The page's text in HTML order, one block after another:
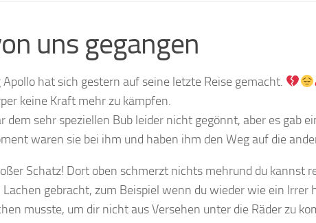
uns gegangen
hat sich gestern auf seine letzte Reise gemacht.
keine Kraft mehr zu kämpfen.
dem sehr speziellen Bub leider nicht gegönnt, aber es gab
waren sie bei ihm und haben ihm den Weg auf die
Schatz! Dort oben schmerzt nichts mehrund du kannst
gebracht, zum Beispiel wenn du wieder wie ein
musste, um dir nicht aus Versehen unter die Räder zu